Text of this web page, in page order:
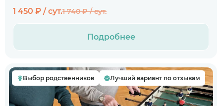
1 450 ₽ / сут.1 740 ₽ / сут.
Подробнее
Выбор родственников Лучший вариант по отзывам